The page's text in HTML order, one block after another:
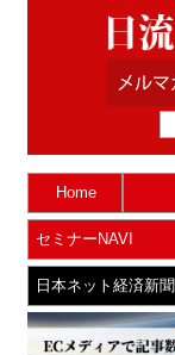
Home
セミナーNAVI
日本ネット経済新聞